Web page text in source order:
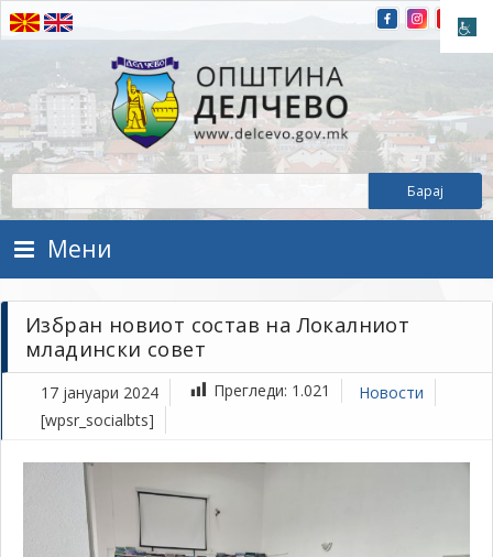
Прескокнете на содржината
Општина Делчево
Општина Делчево
Мени
Избран новиот состав на Локалниот
младински совет
17 јануари 2024 Прегледи: 1.021
Новости
[wpsr_socialbts]